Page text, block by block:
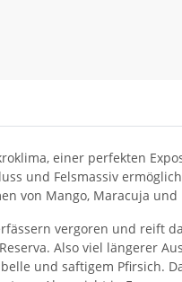
einer perfekten
und Felsmassiv
von Mango, Maracuja
vergoren und reift
Also viel längerer
und saftigem Pfirsich.